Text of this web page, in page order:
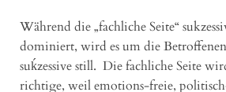
Während die „fachliche Seite“
dominiert, wird es um die
suḱzessive still. Die fachliche Seite
richtige, weil emotions-freie,